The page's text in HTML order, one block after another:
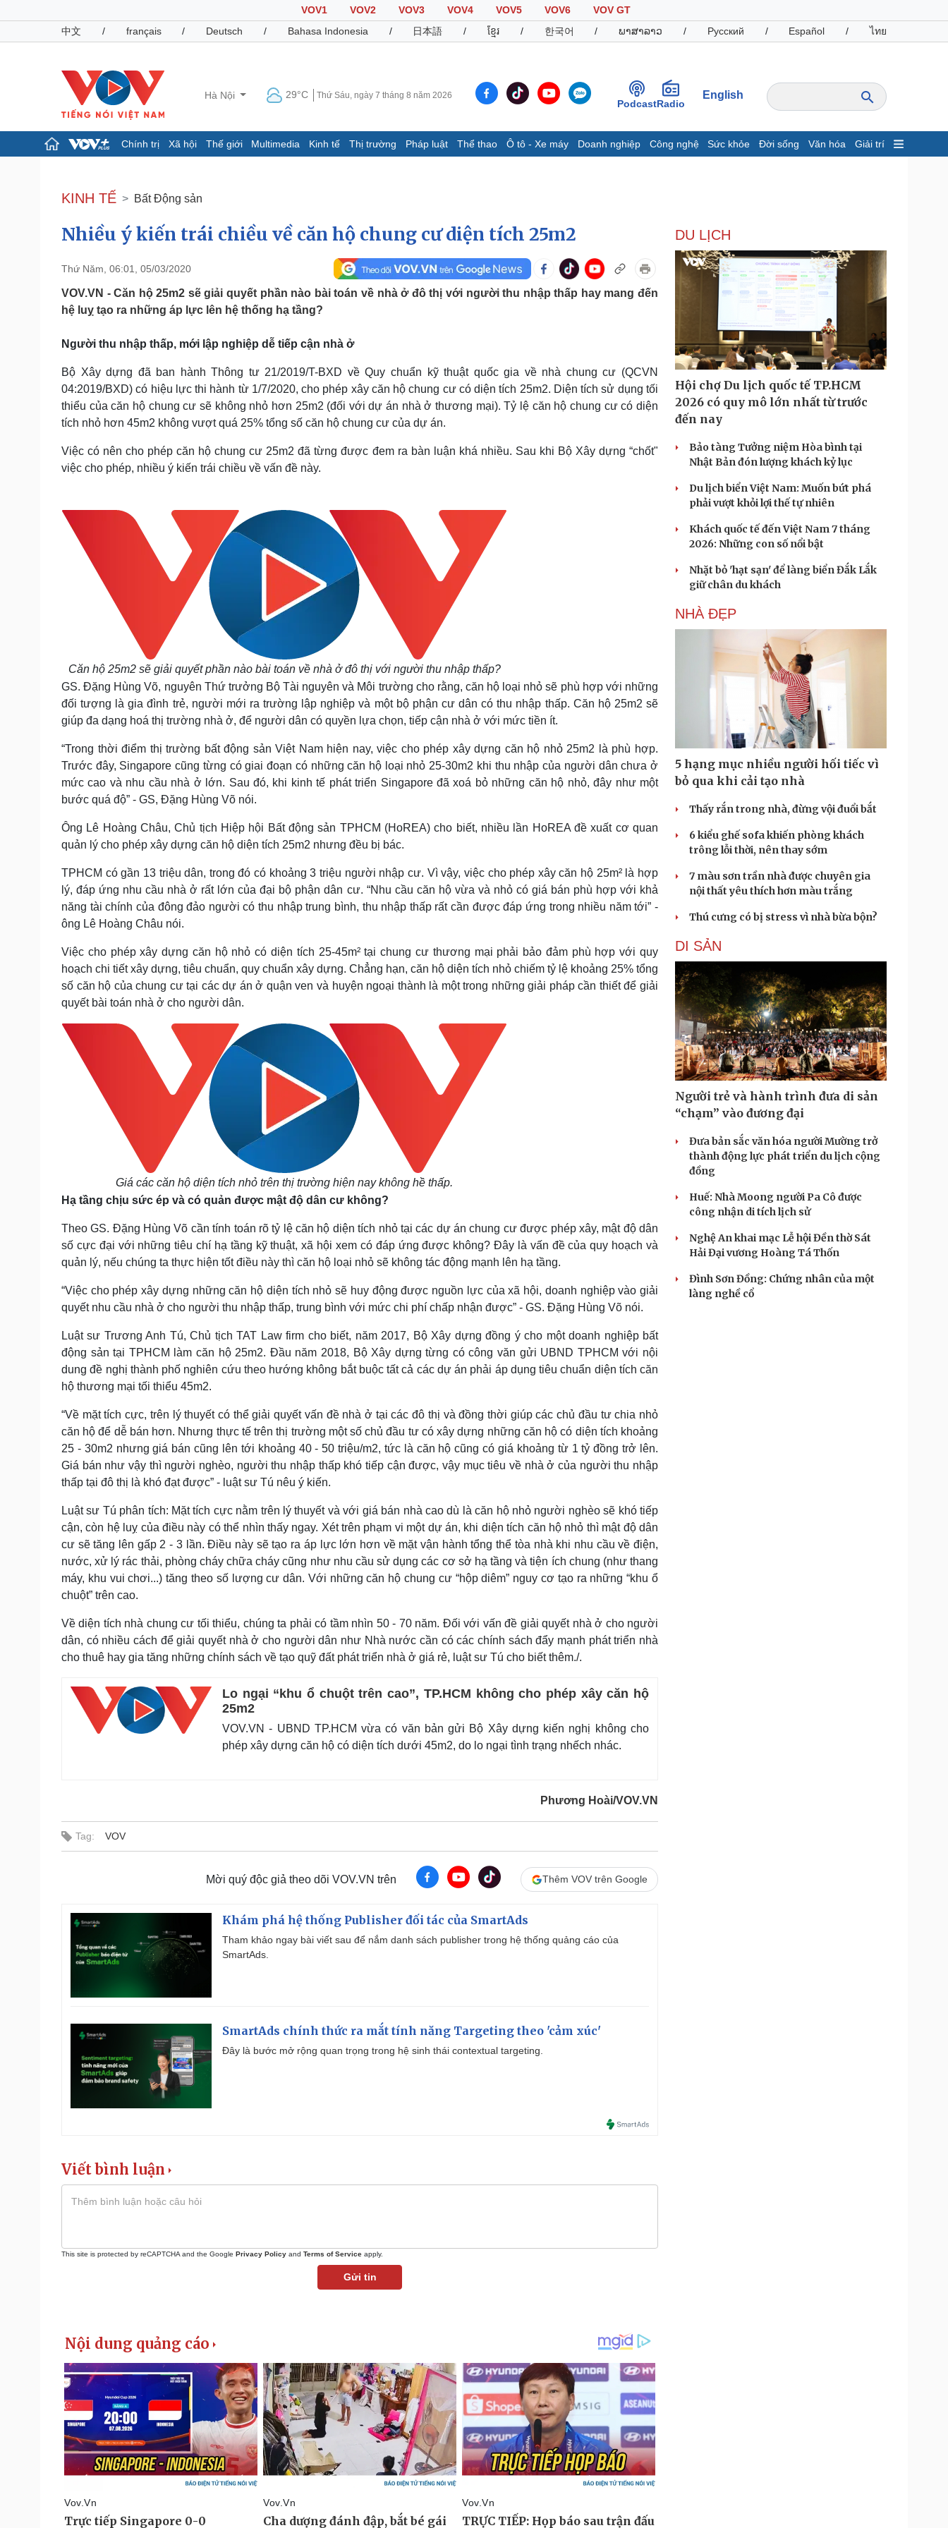
VOV1 VOV2 VOV3 VOV4 VOV5 VOV6
VOV GT
中文
/ français / Deutsch / Bahasa Indonesia / 日本語 / ខ្មែរ / 한국어 / ພາສາລາວ / Русский / Español / ไทย
Hà Nội 29°C Thứ Sáu, ngày 7 tháng 8 năm 2026
PodcastRadio
English
Chính trị Xã hội Thế giới Multimedia Kinh tế Thị trường Pháp luật Thể thao Ô tô - Xe máy Doanh nghiệp Công nghệ Sức khỏe Đời sống Văn hóa Giải trí
Đảng
Tổ chức nhân sự
Quốc hội
Nhận diện sự thật
Dấu ấn VOV
Infographic
Giá cà phê
Pháp luật
Vụ án
Tư vấn luật
Quân sự - Quốc phòng
Vũ khí
Phân tích
Thể thao
Thế giới thể thao
Hậu trường
Ô tô - Xe máy
Doanh nghiệp
Thông tin doanh nghiệp
Vì cộng đồng
Công nghệ
Sành điệu
Tin Công nghệ
Trải nghiệm
Chuyển đổi số
Sức khỏe
Dinh dưỡng - món ngon
Cây thuốc
Nhi khoa
Nam khoa
Ăn sạch sống khỏe
Đời sống
Nhà đẹp
Blog
Văn hóa
Sân khấu - Điện ảnh
Văn học
Di sản
Giải trí
Nghệ sĩ
Du lịch
Tư vấn
Podcast
Cửa sổ tình yêu
Kể chuyện cho bé
Hạt giống tâm hồn
Cải chính
KINH TẾ Bất Động sản
Nhiều ý kiến trái chiều về căn hộ chung cư diện tích 25m2
Thứ Năm, 06:01, 05/03/2020
VOV.VN - Căn hộ 25m2 sẽ giải quyết phần nào bài toán về nhà ở đô thị với người thu nhập thấp hay mang đến
hệ luỵ tạo ra những áp lực lên hệ thống hạ tầng?
Người thu nhập thấp, mới lập nghiệp dễ tiếp cận nhà ở
Bộ Xây dựng đã ban hành Thông tư 21/2019/T-BXD về Quy chuẩn kỹ thuật quốc gia về nhà chung cư (QCVN
04:2019/BXD) có hiệu lực thi hành từ 1/7/2020, cho phép xây căn hộ chung cư có diện tích 25m2. Diện tích sử dụng tối
thiểu của căn hộ chung cư sẽ không nhỏ hơn 25m2 (đối với dự án nhà ở thương mại). Tỷ lệ căn hộ chung cư có diện
tích nhỏ hơn 45m2 không vượt quá 25% tổng số căn hộ chung cư của dự án.
Việc có nên cho phép căn hộ chung cư 25m2 đã từng được đem ra bàn luận khá nhiều. Sau khi Bộ Xây dựng “chốt"
việc cho phép, nhiều ý kiến trái chiều về vấn đề này.
Căn hộ 25m2 sẽ giải quyết phần nào bài toán về nhà ở đô thị với người thu nhập thấp?
GS. Đặng Hùng Võ, nguyên Thứ trưởng Bộ Tài nguyên và Môi trường cho rằng, căn hộ loại nhỏ sẽ phù hợp với những
đối tượng là gia đình trẻ, người mới ra trường lập nghiệp và một bộ phận cư dân có thu nhập thấp. Căn hộ 25m2 sẽ
giúp đa dạng hoá thị trường nhà ở, để người dân có quyền lựa chọn, tiếp cận nhà ở với mức tiền ít.
“Trong thời điểm thị trường bất động sản Việt Nam hiện nay, việc cho phép xây dựng căn hộ nhỏ 25m2 là phù hợp.
Trước đây, Singapore cũng từng có giai đoạn có những căn hộ loại nhỏ 25-30m2 khi thu nhập của người dân chưa ở
mức cao và nhu cầu nhà ở lớn. Sau đó, khi kinh tế phát triển Singapore đã xoá bỏ những căn hộ nhỏ, đây như một
bước quá độ” - GS, Đặng Hùng Võ nói.
Ông Lê Hoàng Châu, Chủ tịch Hiệp hội Bất động sản TPHCM (HoREA) cho biết, nhiều lần HoREA đề xuất cơ quan
quản lý cho phép xây dựng căn hộ diện tích 25m2 nhưng đều bị bác.
TPHCM có gần 13 triệu dân, trong đó có khoảng 3 triệu người nhập cư. Vì vậy, việc cho phép xây căn hộ 25m² là hợp
lý, đáp ứng nhu cầu nhà ở rất lớn của đại bộ phận dân cư. “Nhu cầu căn hộ vừa và nhỏ có giá bán phù hợp với khả
năng tài chính của đông đảo người có thu nhập trung bình, thu nhập thấp rất cần được đáp ứng trong nhiều năm tới” -
ông Lê Hoàng Châu nói.
Việc cho phép xây dựng căn hộ nhỏ có diện tích 25-45m² tại chung cư thương mại phải bảo đảm phù hợp với quy
hoạch chi tiết xây dựng, tiêu chuẩn, quy chuẩn xây dựng. Chẳng hạn, căn hộ diện tích nhỏ chiếm tỷ lệ khoảng 25% tổng
số căn hộ của chung cư tại các dự án ở quận ven và huyện ngoại thành là một trong những giải pháp cần thiết để giải
quyết bài toán nhà ở cho người dân.
Giá các căn hộ diện tích nhỏ trên thị trường hiện nay không hề thấp.
Hạ tầng chịu sức ép và có quản được mật độ dân cư không?
Theo GS. Đặng Hùng Võ cần tính toán rõ tỷ lệ căn hộ diện tích nhỏ tại các dự án chung cư được phép xây, mật độ dân
số cực đại với những tiêu chí hạ tầng kỹ thuật, xã hội xem có đáp ứng được không? Đây là vấn đề của quy hoạch và
quản lý, nếu chúng ta thực hiện tốt điều này thì căn hộ loại nhỏ sẽ không tác động mạnh lên hạ tầng.
“Việc cho phép xây dựng những căn hộ diện tích nhỏ sẽ huy động được nguồn lực của xã hội, doanh nghiệp vào giải
quyết nhu cầu nhà ở cho người thu nhập thấp, trung bình với mức chi phí chấp nhận được” - GS. Đặng Hùng Võ nói.
Luật sư Trương Anh Tú, Chủ tịch TAT Law firm cho biết, năm 2017, Bộ Xây dựng đồng ý cho một doanh nghiệp bất
động sản tại TPHCM làm căn hộ 25m2. Đầu năm 2018, Bộ Xây dựng từng có công văn gửi UBND TPHCM với nội
dung đề nghị thành phố nghiên cứu theo hướng không bắt buộc tất cả các dự án phải áp dụng tiêu chuẩn diện tích căn
hộ thương mại tối thiểu 45m2.
“Về mặt tích cực, trên lý thuyết có thể giải quyết vấn đề nhà ở tại các đô thị và đồng thời giúp các chủ đầu tư chia nhỏ
căn hộ để dễ bán hơn. Nhưng thực tế trên thị trường một số chủ đầu tư có xây dựng những căn hộ có diện tích khoảng
25 - 30m2 nhưng giá bán cũng lên tới khoảng 40 - 50 triệu/m2, tức là căn hộ cũng có giá khoảng từ 1 tỷ đồng trở lên.
Giá bán như vậy thì người nghèo, người thu nhập thấp khó tiếp cận được, vậy mục tiêu về nhà ở của người thu nhập
thấp tại đô thị là khó đạt được” - luật sư Tú nêu ý kiến.
Luật sư Tú phân tích: Mặt tích cực nằm trên lý thuyết và với giá bán nhà cao dù là căn hộ nhỏ người nghèo sẽ khó tiếp
cận, còn hệ luỵ của điều này có thể nhìn thấy ngay. Xét trên phạm vi một dự án, khi diện tích căn hộ nhỏ thì mật độ dân
cư sẽ tăng lên gấp 2 - 3 lần. Điều này sẽ tạo ra áp lực lớn hơn về mặt vận hành tổng thể tòa nhà khi nhu cầu về điện,
nước, xử lý rác thải, phòng cháy chữa cháy cũng như nhu cầu sử dụng các cơ sở hạ tầng và tiện ích chung (như thang
máy, khu vui chơi...) tăng theo số lượng cư dân. Với những căn hộ chung cư “hộp diêm” nguy cơ tạo ra những “khu ổ
chuột” trên cao.
Về diện tích nhà chung cư tối thiểu, chúng ta phải có tầm nhìn 50 - 70 năm. Đối với vấn đề giải quyết nhà ở cho người
dân, có nhiều cách để giải quyết nhà ở cho người dân như Nhà nước cần có các chính sách đẩy mạnh phát triển nhà
cho thuê hay gia tăng những chính sách về tạo quỹ đất phát triển nhà ở giá rẻ, luật sư Tú cho biết thêm./.
Lo ngại “khu ổ chuột trên cao”, TP.HCM không cho phép xây căn hộ
25m2
VOV.VN - UBND TP.HCM vừa có văn bản gửi Bộ Xây dựng kiến nghị không cho
phép xây dựng căn hộ có diện tích dưới 45m2, do lo ngại tình trạng nhếch nhác.
Phương Hoài/VOV.VN
Tag: VOV
Mời quý độc giả theo dõi VOV.VN trên Thêm VOV trên Google
Khám phá hệ thống Publisher đối tác của SmartAds
Tham khảo ngay bài viết sau để nắm danh sách publisher trong hệ thống quảng cáo của
SmartAds.
SmartAds chính thức ra mắt tính năng Targeting theo 'cảm xúc'
Đây là bước mở rộng quan trọng trong hệ sinh thái contextual targeting.
Viết bình luận
This site is protected by reCAPTCHA and the Google Privacy Policy and Terms of Service apply.
Gửi tin
DU LỊCH
Hội chợ Du lịch quốc tế TP.HCM
2026 có quy mô lớn nhất từ trước
đến nay
Bảo tàng Tưởng niệm Hòa bình tại
Nhật Bản đón lượng khách kỷ lục
Du lịch biển Việt Nam: Muốn bứt phá
phải vượt khỏi lợi thế tự nhiên
Khách quốc tế đến Việt Nam 7 tháng
2026: Những con số nổi bật
Nhặt bỏ 'hạt sạn' để làng biển Đắk Lắk
giữ chân du khách
NHÀ ĐẸP
5 hạng mục nhiều người hối tiếc vì
bỏ qua khi cải tạo nhà
Thấy rắn trong nhà, đừng vội đuổi bắt
6 kiểu ghế sofa khiến phòng khách
trông lỗi thời, nên thay sớm
7 màu sơn trần nhà được chuyên gia
nội thất yêu thích hơn màu trắng
Thú cưng có bị stress vì nhà bừa bộn?
DI SẢN
Người trẻ và hành trình đưa di sản
“chạm” vào đương đại
Đưa bản sắc văn hóa người Mường trở
thành động lực phát triển du lịch cộng
đồng
Huế: Nhà Moong người Pa Cô được
công nhận di tích lịch sử
Nghệ An khai mạc Lễ hội Đền thờ Sát
Hải Đại vương Hoàng Tá Thốn
Đình Sơn Đồng: Chứng nhân của một
làng nghề cổ